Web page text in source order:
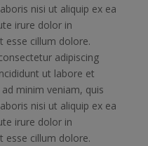
nisi ut aliquip ex ea
irure dolor in
esse cillum dolore.
adipiscing
ut labore et
minim veniam, quis
nisi ut aliquip ex ea
irure dolor in
esse cillum dolore.